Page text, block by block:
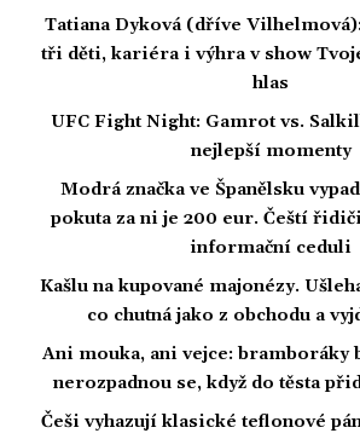
Tatiana Dyková (dříve
tři děti, kariéra i výhra v show
hlas
UFC Fight Night: Gamrot vs.
nejlepší momenty
Modrá značka ve Španělsku
pokuta za ni je 200 eur. Čeští
informační ceduli
Kašlu na kupované majonézy.
co chutná jako z obchodu a
Ani mouka, ani vejce: bramboráky
nerozpadnou se, když do těsta
Češi vyhazují klasické teflonové